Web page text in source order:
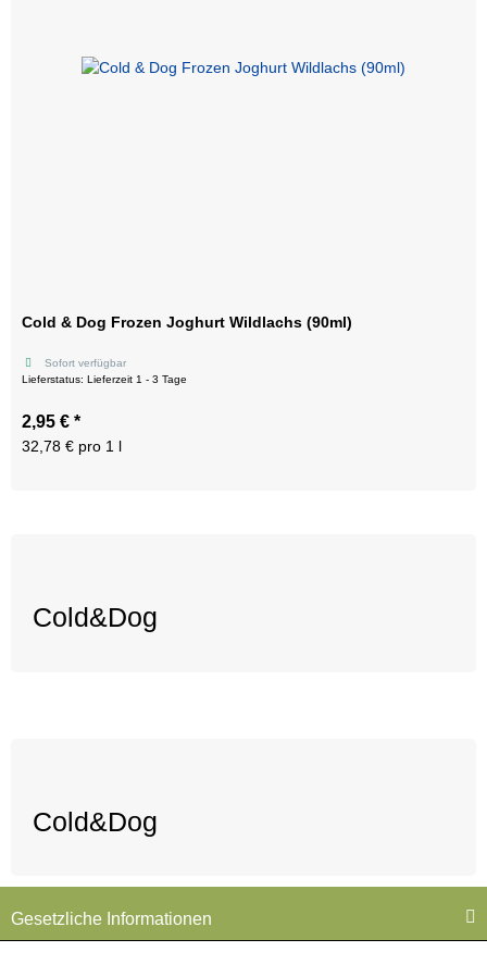
Cold & Dog Frozen Joghurt Wildlachs (90ml)
Sofort verfügbar
Lieferstatus: Lieferzeit 1 - 3 Tage
2,95 € *
32,78 € pro 1 l
Cold&Dog
Cold&Dog
Gesetzliche Informationen